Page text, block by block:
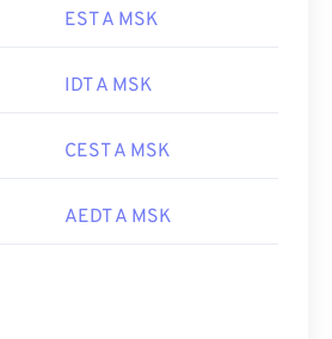
EST A MSK
IDT A MSK
CEST A MSK
AEDT A MSK